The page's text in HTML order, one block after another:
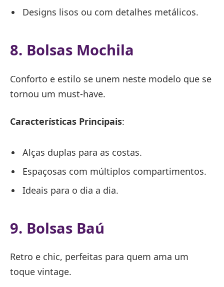
Designs lisos ou com detalhes metálicos.
8. Bolsas Mochila
Conforto e estilo se unem neste modelo que se
tornou um must-have.
Características Principais:
Alças duplas para as costas.
Espaçosas com múltiplos compartimentos.
Ideais para o dia a dia.
9. Bolsas Baú
Retro e chic, perfeitas para quem ama um
toque vintage.